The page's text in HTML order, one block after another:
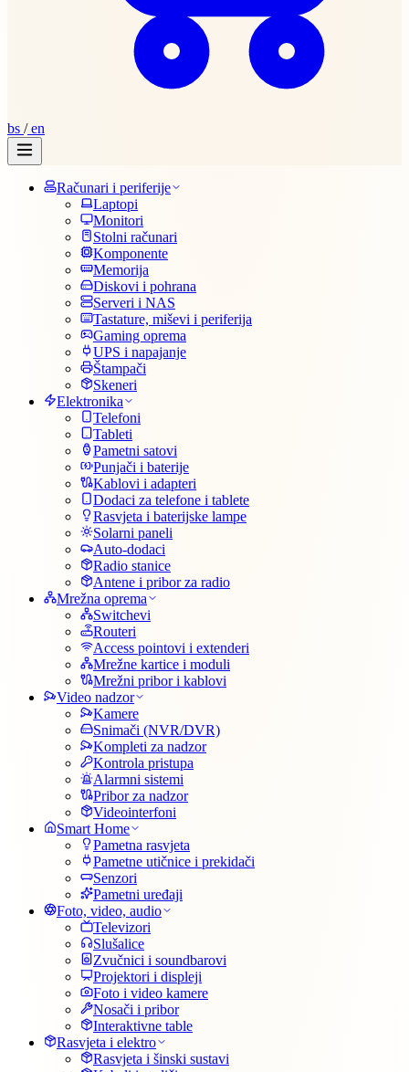
bs /en
Računari i periferije
Laptopi
Monitori
Stolni računari
Komponente
Memorija
Diskovi i pohrana
Serveri i NAS
Tastature, miševi i periferija
Gaming oprema
UPS i napajanje
Štampači
Skeneri
Elektronika
Telefoni
Tableti
Pametni satovi
Punjači i baterije
Kablovi i adapteri
Dodaci za telefone i tablete
Rasvjeta i baterijske lampe
Solarni paneli
Auto-dodaci
Radio stanice
Antene i pribor za radio
Mrežna oprema
Switchevi
Routeri
Access pointovi i extenderi
Mrežne kartice i moduli
Mrežni pribor i kablovi
Video nadzor
Kamere
Snimači (NVR/DVR)
Kompleti za nadzor
Kontrola pristupa
Alarmni sistemi
Pribor za nadzor
Videointerfoni
Smart Home
Pametna rasvjeta
Pametne utičnice i prekidači
Senzori
Pametni uređaji
Foto, video, audio
Televizori
Slušalice
Zvučnici i soundbarovi
Projektori i displeji
Foto i video kamere
Nosači i pribor
Interaktivne table
Rasvjeta i elektro
Rasvjeta i šinski sustavi